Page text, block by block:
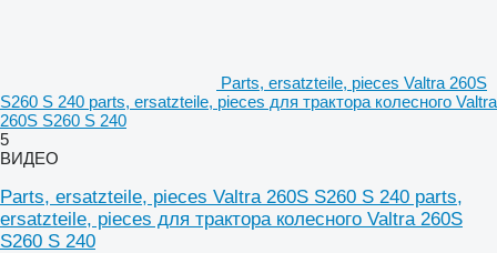
Parts, ersatzteile, pieces Valtra 260S
S260 S 240 parts, ersatzteile, pieces для трактора колесного Valtra
260S S260 S 240
5
ВИДЕО
Parts, ersatzteile, pieces Valtra 260S S260 S 240 parts,
ersatzteile, pieces для трактора колесного Valtra 260S
S260 S 240